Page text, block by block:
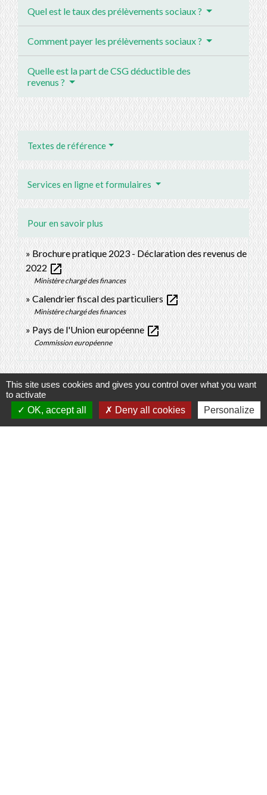
Quel est le taux des prélèvements sociaux ?
Comment payer les prélèvements sociaux ?
Quelle est la part de CSG déductible des
revenus ?
Textes de référence
Services en ligne et formulaires
Pour en savoir plus
Brochure pratique 2023 - Déclaration des revenus de
2022 open_in_new
Ministère chargé des finances
Calendrier fiscal des particuliersopen_in_new
Ministère chargé des finances
Pays de l'Union européenneopen_in_new
Commission européenne
Signaler une erreur sur cette page
This site uses cookies and gives you control over what you want
to activate
OK, accept all
Deny all cookies Personalize